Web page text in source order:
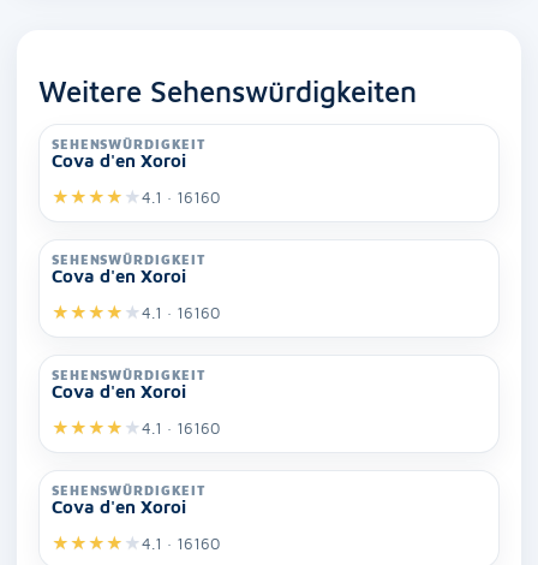
Weitere Sehenswürdigkeiten
SEHENSWÜRDIGKEIT
Cova d'en Xoroi
★★★★ ★4.1 · 16160
SEHENSWÜRDIGKEIT
Cova d'en Xoroi
★★★★ ★4.1 · 16160
SEHENSWÜRDIGKEIT
Cova d'en Xoroi
★★★★ ★4.1 · 16160
SEHENSWÜRDIGKEIT
Cova d'en Xoroi
★★★★ ★4.1 · 16160